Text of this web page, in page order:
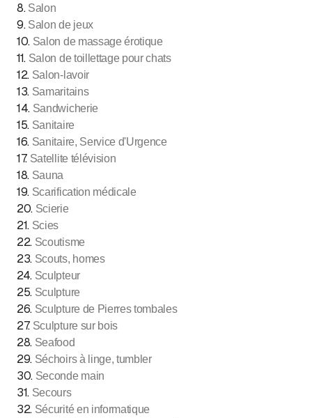
8. Salon
9. Salon de jeux
10. Salon de massage érotique
11. Salon de toillettage pour chats
12. Salon-lavoir
13. Samaritains
14. Sandwicherie
15. Sanitaire
16. Sanitaire, Service d'Urgence
17. Satellite télévision
18. Sauna
19. Scarification médicale
20. Scierie
21. Scies
22. Scoutisme
23. Scouts, homes
24. Sculpteur
25. Sculpture
26. Sculpture de Pierres tombales
27. Sculpture sur bois
28. Seafood
29. Séchoirs à linge, tumbler
30. Seconde main
31. Secours
32. Sécurité en informatique